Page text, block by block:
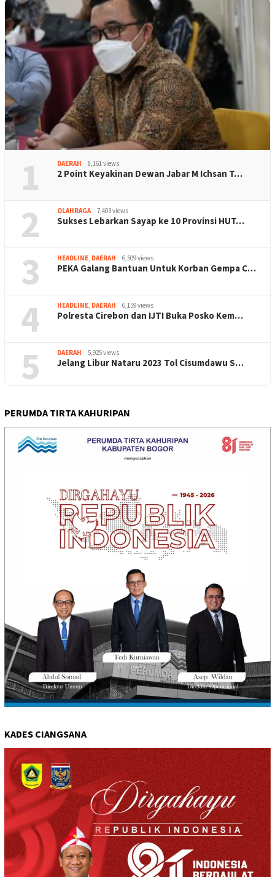
1 DAERAH 8,161 views
2 Point Keyakinan Dewan Jabar M Ichsan T…
2 OLAHRAGA 7,403 views
Sukses Lebarkan Sayap ke 10 Provinsi HUT…
3 HEADLINE DAERAH 6,509 views
PEKA Galang Bantuan Untuk Korban Gempa C…
4 HEADLINE DAERAH 6,159 views
Polresta Cirebon dan IJTI Buka Posko Kem…
5 DAERAH 5,925 views
Jelang Libur Nataru 2023 Tol Cisumdawu S…
PERUMDA TIRTA KAHURIPAN
KADES CIANGSANA